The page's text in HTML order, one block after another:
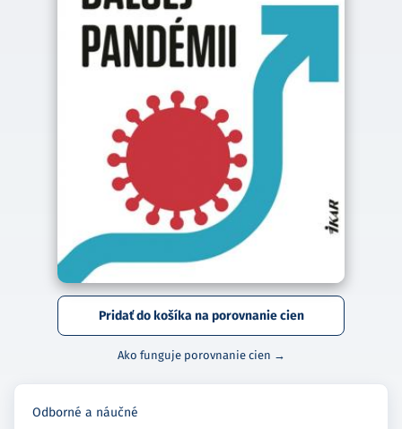
Pridať do košíka na porovnanie cien
Ako funguje porovnanie cien →
Odborné a náučné